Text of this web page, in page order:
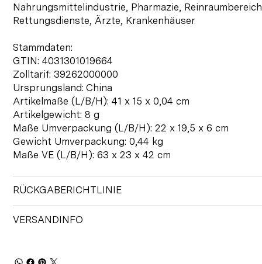
Nahrungsmittelindustrie, Pharmazie,
Rettungsdienste, Ärzte, Krankenhäuser
Stammdaten:
GTIN: 4031301019664
Zolltarif: 39262000000
Ursprungsland: China
Artikelmaße (L/B/H): 41 x 15 x 0,04 cm
Artikelgewicht: 8 g
Maße Umverpackung (L/B/H): 22 x 19,5 x 6 cm
Gewicht Umverpackung: 0,44 kg
Maße VE (L/B/H): 63 x 23 x 42 cm
RÜCKGABERICHTLINIE
VERSANDINFO